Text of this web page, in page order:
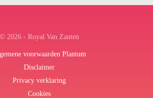
© 2026 - Royal Van Zanten
voorwaarden Plantum
Disclaimer
Privacy verklaring
Cookies